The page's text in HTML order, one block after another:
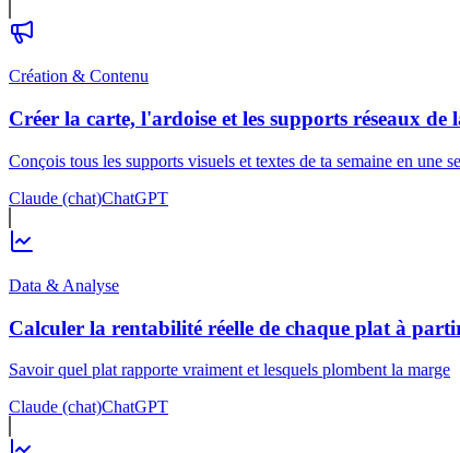
Création & Contenu
Créer la carte, l'ardoise et les supports réseaux de
Conçois tous les supports visuels et textes de ta semaine en une
Claude (chat)ChatGPT
Data & Analyse
Calculer la rentabilité réelle de chaque plat à
Savoir quel plat rapporte vraiment et lesquels plombent la marge
Claude (chat)ChatGPT